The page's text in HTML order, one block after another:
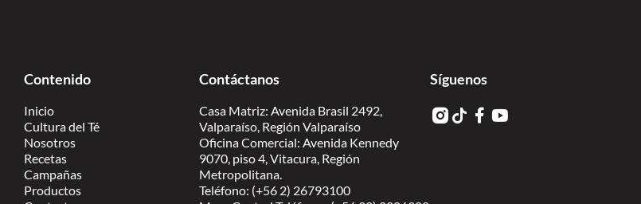
Contenido
Inicio
Cultura del Té
Nosotros
Recetas
Campañas
Productos
Contáctanos
Casa Matriz: Avenida Brasil 2492,
Valparaíso, Región Valparaíso
Oficina Comercial: Avenida Kennedy
9070, piso 4, Vitacura, Región
Metropolitana.
Teléfono: (+56 2) 26793100
Síguenos